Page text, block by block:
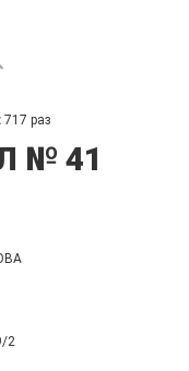
717 раз
№ 41
2